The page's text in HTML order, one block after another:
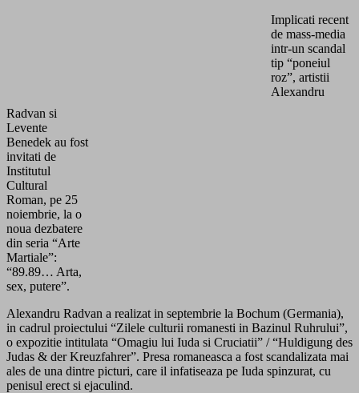
Implicati recent
de mass-media
intr-un scandal
tip “poneiul
roz”, artistii
Alexandru
Radvan si
Levente
Benedek au fost
invitati de
Institutul
Cultural
Roman, pe 25
noiembrie, la o
noua dezbatere
din seria “Arte
Martiale”:
“89.89… Arta,
sex, putere”.
Alexandru Radvan a realizat in septembrie la Bochum (Germania),
in cadrul proiectului “Zilele culturii romanesti in Bazinul Ruhrului”,
o expozitie intitulata “Omagiu lui Iuda si Cruciatii” / “Huldigung des
Judas & der Kreuzfahrer”. Presa romaneasca a fost scandalizata mai
ales de una dintre picturi, care il infatiseaza pe Iuda spinzurat, cu
penisul erect si ejaculind.